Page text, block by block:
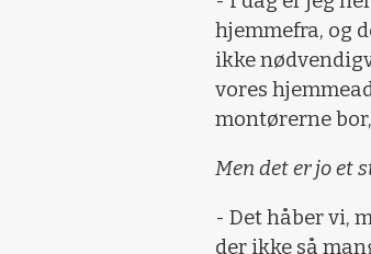
hjemmefra, og
ikke
vores
montørerne
Men det er jo et
- Det håber vi,
der ikke så